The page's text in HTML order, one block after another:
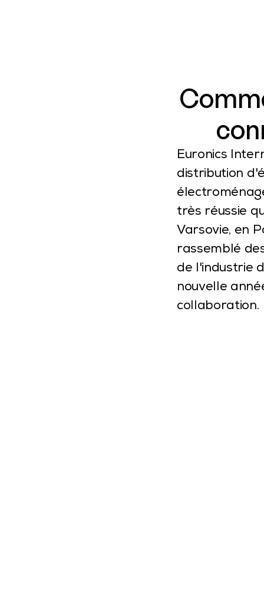
Euronics
distribution
très réussie
Varsovie, en
rassemblé
de l'industrie
nouvelle
collaboration.